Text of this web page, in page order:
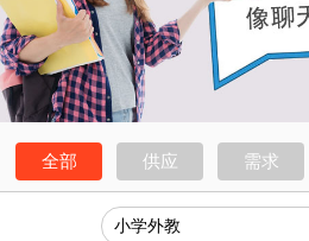
全部 供应 需求